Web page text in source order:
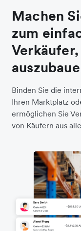
Machen
zum
Binden Sie die
Ihren Marktplatz
ermöglichen Sie
von Käufern aus